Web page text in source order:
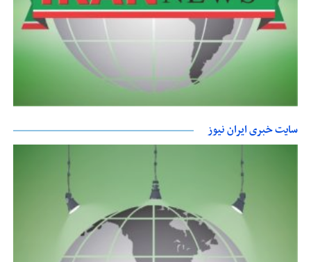
سایت خبری ایران نیوز